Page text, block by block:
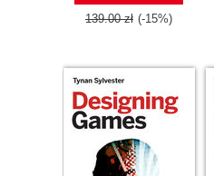
139.00 zł (-15%)